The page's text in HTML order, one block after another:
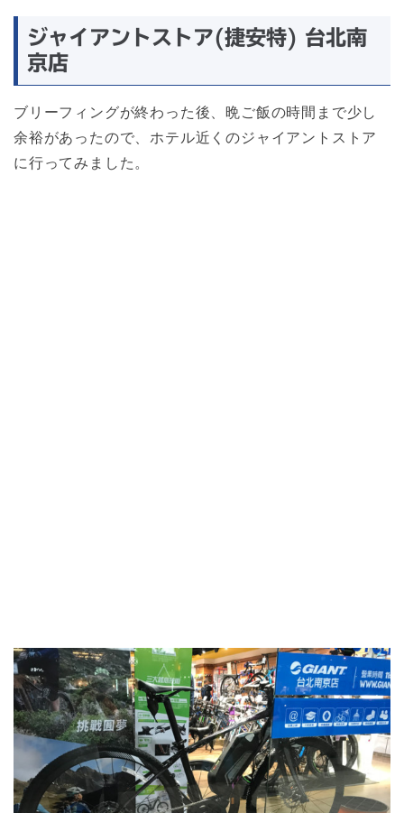
ジャイアントストア(捷安特) 台北南
京店
ブリーフィングが終わった後、晩ご飯の時間まで少し
余裕があったので、ホテル近くのジャイアントストア
に行ってみました。